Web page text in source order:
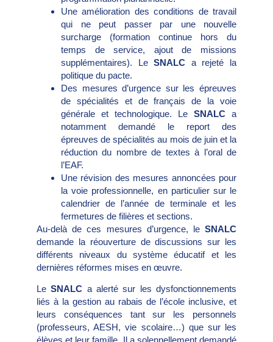
Une amélioration des conditions de travail
qui ne peut passer par une nouvelle
surcharge (formation continue hors du
temps de service, ajout de missions
supplémentaires). LeSNALC a rejeté la
politique du pacte.
Des mesures d’urgence sur les épreuves
de spécialités et de français de la voie
générale et technologique. Le SNALC a
notamment demandé le report des
épreuves de spécialités au mois de juin et la
réduction du nombre de textes à l’oral de
l’EAF.
Une révision des mesures annoncées pour
la voie professionnelle, en particulier sur le
calendrier de l’année de terminale et les
fermetures de filières et sections.
Au-delà de ces mesures d’urgence, le SNALC
demande la réouverture de discussions sur les
différents niveaux du système éducatif et les
dernières réformes mises en œuvre.
LeSNALC a alerté sur les dysfonctionnements
liés à la gestion au rabais de l’école inclusive, et
leurs conséquences tant sur les personnels
(professeurs, AESH, vie scolaire…) que sur les
élèves et leur famille. Il a solennellement demandé